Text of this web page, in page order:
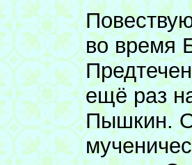
во время
ещё раз
Пышкин.